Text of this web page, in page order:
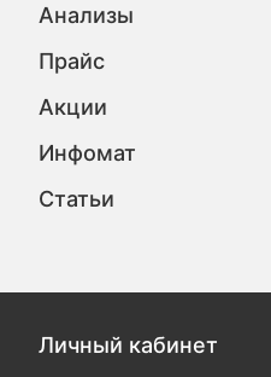
Анализы
Прайс
Акции
Инфомат
Статьи
Личный кабинет